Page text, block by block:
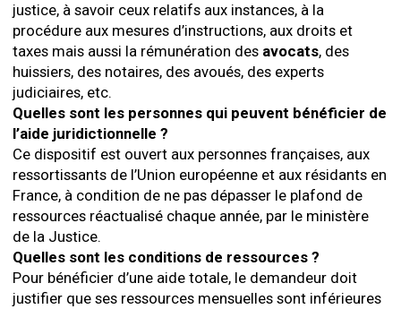
justice, à savoir ceux relatifs aux instances, à la
procédure aux mesures d’instructions, aux droits et
taxes mais aussi la rémunération des avocats, des
huissiers, des notaires, des avoués, des experts
judiciaires, etc.
Quelles sont les personnes qui peuvent bénéficier de
l’aide juridictionnelle ?
Ce dispositif est ouvert aux personnes françaises, aux
ressortissants de l’Union européenne et aux résidants en
France, à condition de ne pas dépasser le plafond de
ressources réactualisé chaque année, par le ministère
de la Justice.
Quelles sont les conditions de ressources ?
Pour bénéficier d’une aide totale, le demandeur doit
justifier que ses ressources mensuelles sont inférieures